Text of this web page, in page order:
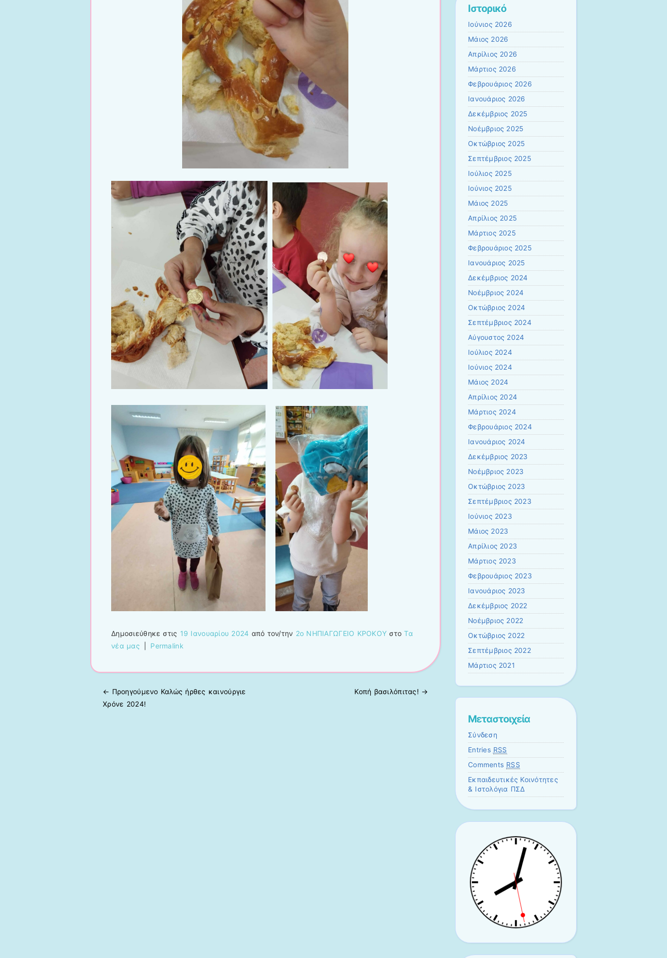
Δημοσιεύθηκε στις 19 Ιανουαρίου 2024 από τον/την 2ο ΝΗΠΙΑΓΩΓΕΙΟ ΚΡΟΚΟΥ στοΤα
νέα μας
Permalink
Πλοήγηση άρθρων
← Προηγούμενo Καλώς ήρθες καινούργιε
Χρόνε 2024!
Κοπή βασιλόπιτας! →
Ιστορικό
Ιούνιος 2026
Μάιος 2026
Απρίλιος 2026
Μάρτιος 2026
Φεβρουάριος 2026
Ιανουάριος 2026
Δεκέμβριος 2025
Νοέμβριος 2025
Οκτώβριος 2025
Σεπτέμβριος 2025
Ιούλιος 2025
Ιούνιος 2025
Μάιος 2025
Απρίλιος 2025
Μάρτιος 2025
Φεβρουάριος 2025
Ιανουάριος 2025
Δεκέμβριος 2024
Νοέμβριος 2024
Οκτώβριος 2024
Σεπτέμβριος 2024
Αύγουστος 2024
Ιούλιος 2024
Ιούνιος 2024
Μάιος 2024
Απρίλιος 2024
Μάρτιος 2024
Φεβρουάριος 2024
Ιανουάριος 2024
Δεκέμβριος 2023
Νοέμβριος 2023
Οκτώβριος 2023
Σεπτέμβριος 2023
Ιούνιος 2023
Μάιος 2023
Απρίλιος 2023
Μάρτιος 2023
Φεβρουάριος 2023
Ιανουάριος 2023
Δεκέμβριος 2022
Νοέμβριος 2022
Οκτώβριος 2022
Σεπτέμβριος 2022
Μάρτιος 2021
Μεταστοιχεία
Σύνδεση
Entries RSS
Comments RSS
Εκπαιδευτικές Κοινότητες
& Ιστολόγια ΠΣΔ